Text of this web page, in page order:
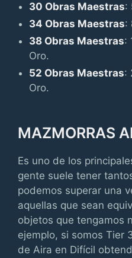
30 Obras Maestras:
34 Obras Maestras:
38 Obras Maestras:
Oro.
52 Obras Maestras:
Oro.
MAZMORRAS
Es uno de los
gente suele tener
podemos superar una
aquellas que sean
objetos que tengamos
ejemplo, si somos Tier
de Aira en Difícil